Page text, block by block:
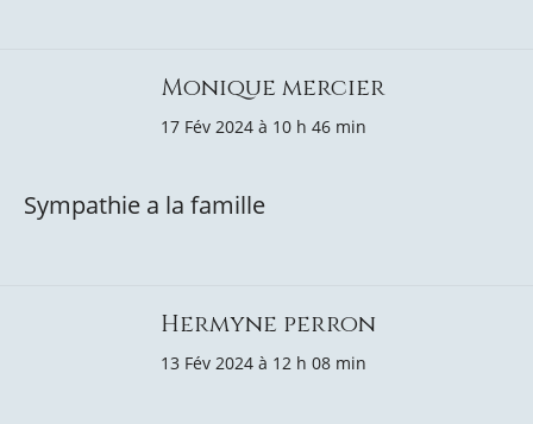
Monique mercier
17 Fév 2024 à 10 h 46 min
Sympathie a la famille
Hermyne perron
13 Fév 2024 à 12 h 08 min